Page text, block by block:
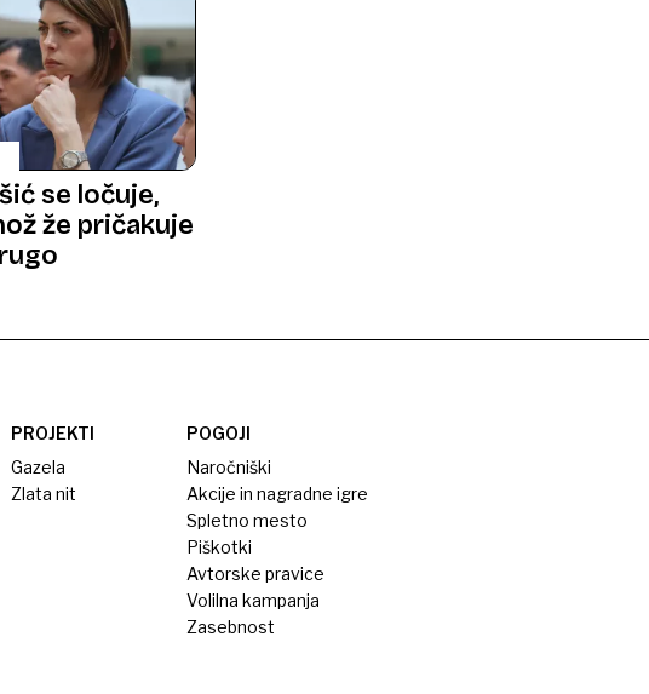
se ločuje,
že pričakuje
PROJEKTI
Gazela
Zlata nit
POGOJI
Naročniški
Akcije in nagradne igre
Spletno mesto
Piškotki
Avtorske pravice
Volilna kampanja
Zasebnost